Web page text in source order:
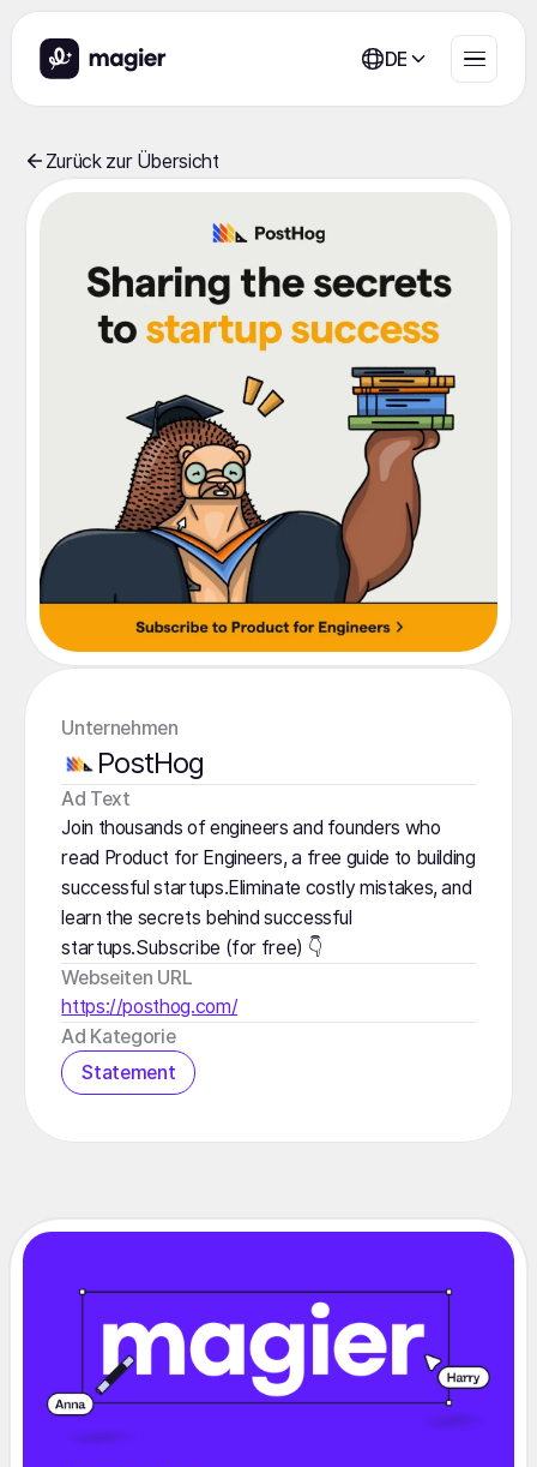
DE
Zurück zur Übersicht
Unternehmen
PostHog
️Ad Text
Join thousands of engineers and founders who
read Product for Engineers, a free guide to building
successful startups.Eliminate costly mistakes, and
learn the secrets behind successful
startups.Subscribe (for free) 👇
Webseiten URL
https://posthog.com/
Ad Kategorie
Statement